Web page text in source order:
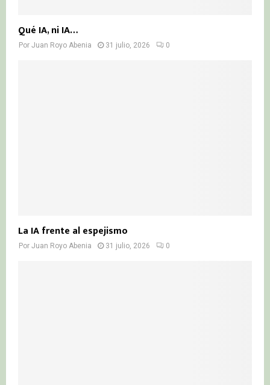
Qué IA, ni IA…
Por Juan Royo Abenia 31 julio, 2026 0
La IA frente al espejismo
Por Juan Royo Abenia 31 julio, 2026 0